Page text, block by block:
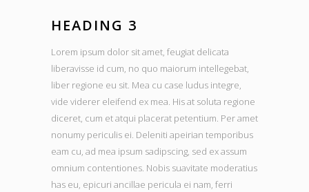
HEADING 3
Lorem ipsum dolor sit amet, feugiat delicata
liberavisse id cum, no quo maiorum intellegebat,
liber regione eu sit. Mea cu case ludus integre,
vide viderer eleifend ex mea. His at soluta regione
diceret, cum et atqui placerat petentium. Per amet
nonumy periculis ei. Deleniti apeirian temporibus
eam cu, ad mea ipsum sadipscing, sed ex assum
omnium contentiones. Nobis suavitate moderatius
has eu, epicuri ancillae pericula ei nam, ferri